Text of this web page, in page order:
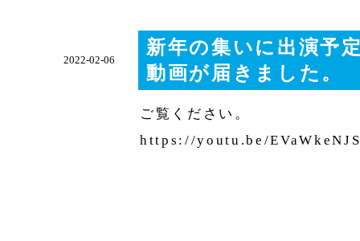
2022-02-06
新年の集いに出演予
動画が届きました。
ご覧ください。
https://youtu.be/